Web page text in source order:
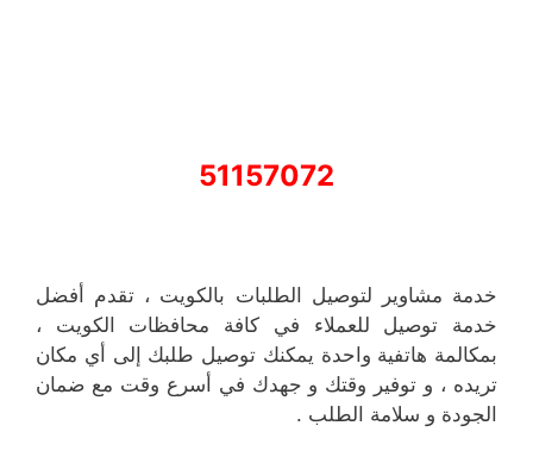
51157072
خدمة مشاوير لتوصيل الطلبات بالكويت ، تقدم أفضل
خدمة توصيل للعملاء في كافة محافظات الكويت ،
بمكالمة هاتفية واحدة يمكنك توصيل طلبك إلى أي مكان
تريده ، و توفير وقتك و جهدك في أسرع وقت مع ضمان
الجودة و سلامة الطلب .